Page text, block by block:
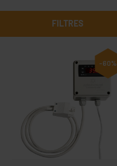
FILTRES
-60%